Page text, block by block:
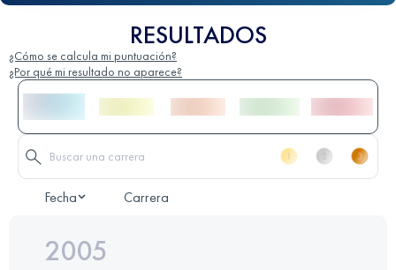
RESULTADOS
¿Cómo se calcula mi puntuación?
¿Por qué mi resultado no aparece?
Fecha Carrera
2005